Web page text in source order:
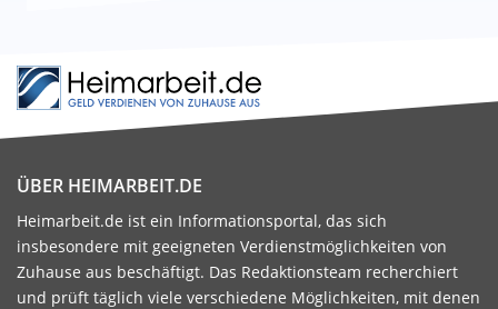
ÜBER HEIMARBEIT.DE
Heimarbeit.de ist ein Informationsportal, das sich
insbesondere mit geeigneten Verdienstmöglichkeiten von
Zuhause aus beschäftigt. Das Redaktionsteam recherchiert
und prüft täglich viele verschiedene Möglichkeiten, mit denen